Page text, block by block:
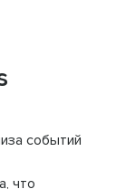
событий
что